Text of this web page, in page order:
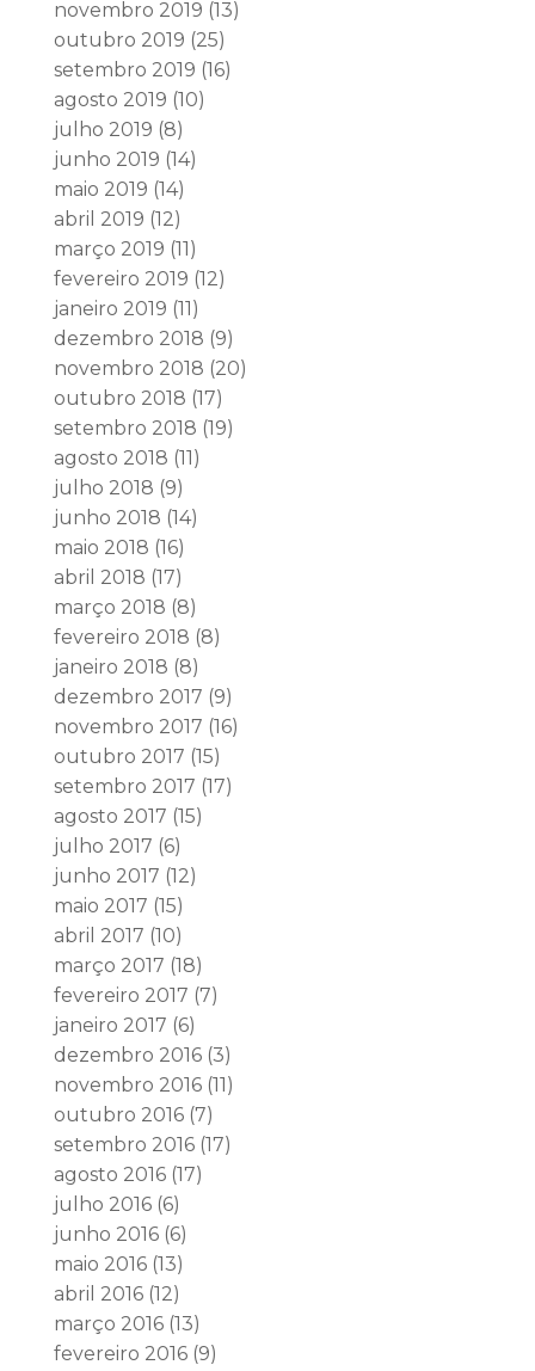
novembro 2019 (13)
outubro 2019 (25)
setembro 2019 (16)
agosto 2019 (10)
julho 2019 (8)
junho 2019 (14)
maio 2019 (14)
abril 2019 (12)
março 2019 (11)
fevereiro 2019 (12)
janeiro 2019 (11)
dezembro 2018 (9)
novembro 2018 (20)
outubro 2018 (17)
setembro 2018 (19)
agosto 2018 (11)
julho 2018 (9)
junho 2018 (14)
maio 2018 (16)
abril 2018 (17)
março 2018 (8)
fevereiro 2018 (8)
janeiro 2018 (8)
dezembro 2017 (9)
novembro 2017 (16)
outubro 2017 (15)
setembro 2017 (17)
agosto 2017 (15)
julho 2017 (6)
junho 2017 (12)
maio 2017 (15)
abril 2017 (10)
março 2017 (18)
fevereiro 2017 (7)
janeiro 2017 (6)
dezembro 2016(3)
novembro 2016(11)
outubro 2016(7)
setembro 2016(17)
agosto 2016(17)
julho 2016(6)
junho 2016(6)
maio 2016(13)
abril 2016(12)
março 2016(13)
fevereiro 2016(9)